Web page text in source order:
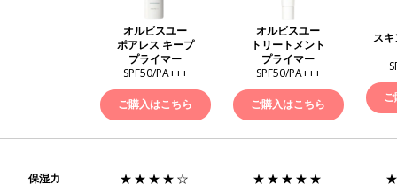
オルビスユー
ポアレス キープ
プライマー
SPF50/PA+++
ご購入はこちら
オルビスユー
トリートメント
プライマー
SPF50/PA+++
ご購入はこちら
ス
保湿力 ★★★★☆ ★★★★★